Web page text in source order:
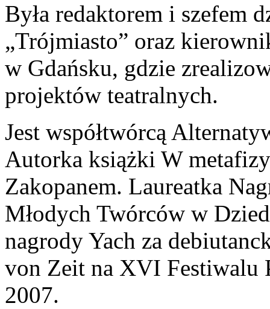
Była redaktorem i szefem
„Trójmiasto” oraz
w Gdańsku, gdzie
projektów teatralnych.
Jest współtwórcą
Autorka książki W
Zakopanem. Laureatka
Młodych Twórców w
nagrody Yach za
von Zeit na XVI Festiwalu
2007.